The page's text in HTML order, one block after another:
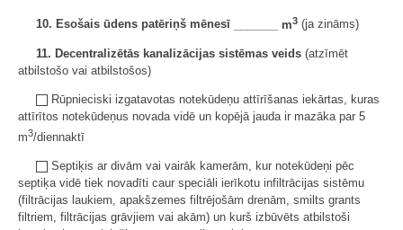
10. Esošais ūdens patēriņš mēnesī _______ m3 (ja zināms)
11. Decentralizētās kanalizācijas sistēmas veids (atzīmēt
atbilstošo vai atbilstošos)
Rūpnieciski izgatavotas notekūdeņu attīrīšanas iekārtas, kuras
attīrītos notekūdeņus novada vidē un kopējā jauda ir mazāka par 5
m3/diennaktī
Septiķis ar divām vai vairāk kamerām, kur notekūdeņi pēc
septiķa vidē tiek novadīti caur speciāli ierīkotu infiltrācijas sistēmu
(filtrācijas laukiem, apakšzemes filtrējošām drenām, smilts grants
filtriem, filtrācijas grāvjiem vai akām) un kurš izbūvēts atbilstoši